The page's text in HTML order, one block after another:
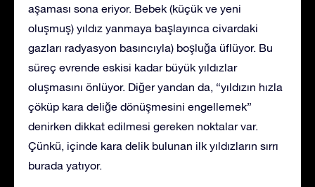
aşaması sona eriyor. Bebek (küçük ve yeni
oluşmuş) yıldız yanmaya başlayınca civardaki
gazları radyasyon basıncıyla) boşluğa üflüyor. Bu
süreç evrende eskisi kadar büyük yıldızlar
oluşmasını önlüyor. Diğer yandan da, “yıldızın hızla
çöküp kara deliğe dönüşmesini engellemek”
denirken dikkat edilmesi gereken noktalar var.
Çünkü, içinde kara delik bulunan ilk yıldızların sırrı
burada yatıyor.